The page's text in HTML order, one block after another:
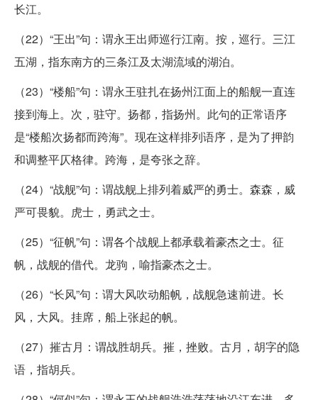
长江。
（22）“王出”句：谓永王出师巡行江南。按，巡行。三江
五湖，指东南方的三条江及太湖流域的湖泊。
（23）“楼船”句：谓永王驻扎在扬州江面上的船舰一直连
接到海上。次，驻守。扬都，指扬州。此句的正常语序
是“楼船次扬都而跨海”。现在这样排列语序，是为了押韵
和调整平仄格律。跨海，是夸张之辞。
（24）“战舰”句：谓战舰上排列着威严的勇士。森森，威
严可畏貌。虎士，勇武之士。
（25）“征帆”句：谓各个战舰上都承载着豪杰之士。征
帆，战舰的借代。龙驹，喻指豪杰之士。
（26）“长风”句：谓大风吹动船帆，战舰急速前进。长
风，大风。挂席，船上张起的帆。
（27）摧古月：谓战胜胡兵。摧，挫败。古月，胡字的隐
语，指胡兵。